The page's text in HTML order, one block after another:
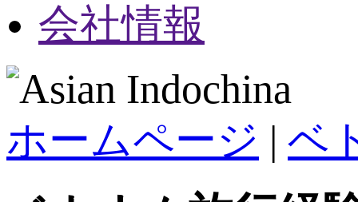
会社情報
ホームページ | ベ